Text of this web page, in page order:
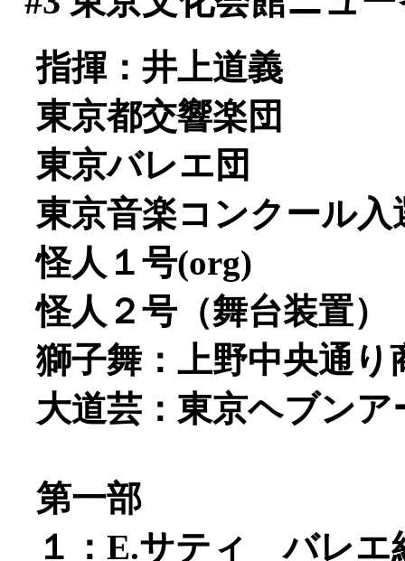
指揮：井上道義
東京都交響楽団
東京バレエ団
東京音楽コンクール
怪人１号(org)
怪人２号（舞台装置）
獅子舞：上野中央通り
大道芸：東京ヘブン
第一部
１：E.サティ バレエ